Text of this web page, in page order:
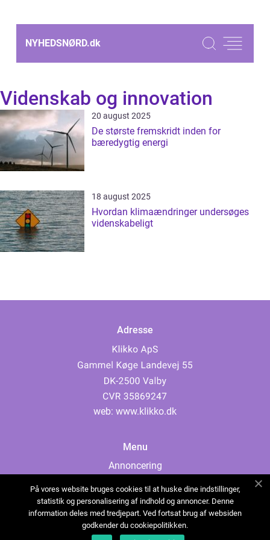
NYHEDSNØRD.dk
Videnskab og innovation
20 august 2025
De største fremskridt inden for
bæredygtig energi
18 august 2025
Hvordan klimaændringer undersøges
videnskabeligt
Adresse
web: www.klikko.dk
Menu
Annoncering
Cookies
Kontakt os
Sitemap
På vores website bruges cookies til at huske dine indstillinger,
statistik og personalisering af indhold og annoncer. Denne
information deles med tredjepart. Ved fortsat brug af websiden
godkender du cookiepolitikken.